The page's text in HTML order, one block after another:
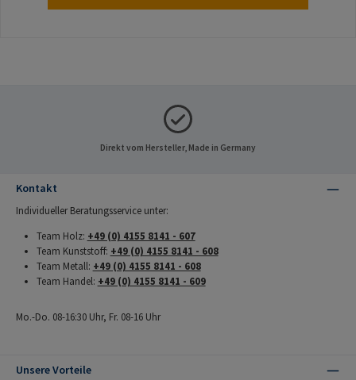
Direkt vom Hersteller, Made in Germany
Kontakt
Individueller Beratungsservice unter:
Team Holz: +49 (0) 4155 8141 - 607
Team Kunststoff: +49 (0) 4155 8141 - 608
Team Metall: +49 (0) 4155 8141 - 608
Team Handel: +49 (0) 4155 8141 - 609
Mo.-Do. 08-16:30 Uhr, Fr. 08-16 Uhr
Unsere Vorteile